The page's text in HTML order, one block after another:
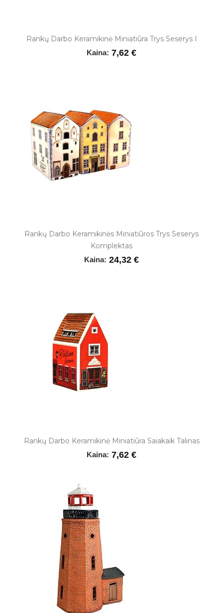
Rankų Darbo Keramikinė Miniatiūra Trys Seserys I
Kaina: 7,62 €
Rankų Darbo Keramikinės Miniatiūros Trys Seserys
Komplektas
Kaina: 24,32 €
Rankų Darbo Keramikinė Miniatiūra Saiakaik Talinas
Kaina: 7,62 €